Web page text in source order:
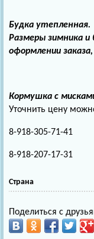
Будка утепленная.
Размеры зимника и
оформлении
Кормушка с
Уточнить цену
8-918-305-71-41
8-918-207-17-31
Страна
Поделиться с